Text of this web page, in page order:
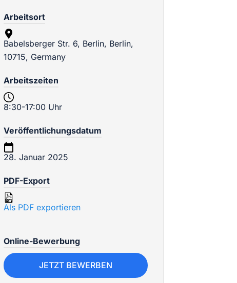
Arbeitsort
Babelsberger Str. 6, Berlin, Berlin,
10715, Germany
Arbeitszeiten
8:30-17:00 Uhr
Veröffentlichungsdatum
28. Januar 2025
PDF-Export
Als PDF exportieren
Online-Bewerbung
JETZT BEWERBEN